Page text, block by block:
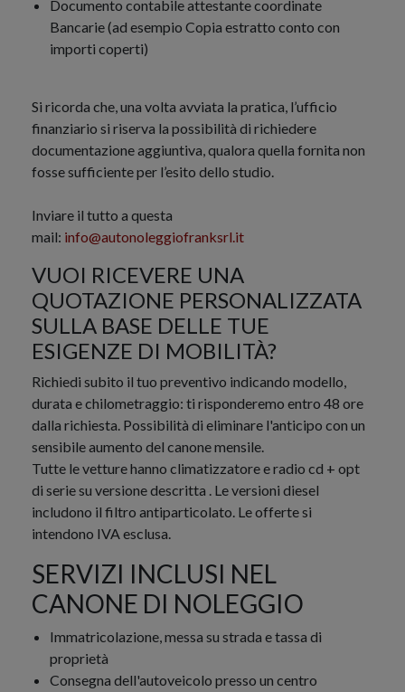
Documento contabile attestante coordinate
Bancarie (ad esempio Copia estratto conto con
importi coperti)
Si ricorda che, una volta avviata la pratica, l’ufficio
finanziario si riserva la possibilità di richiedere
documentazione aggiuntiva, qualora quella fornita non
fosse sufficiente per l’esito dello studio.
Inviare il tutto a questa
mail: info@autonoleggiofranksrl.it
VUOI RICEVERE UNA
QUOTAZIONE PERSONALIZZATA
SULLA BASE DELLE TUE
ESIGENZE DI MOBILITÀ?
Richiedi subito il tuo preventivo indicando modello,
durata e chilometraggio: ti risponderemo entro 48 ore
dalla richiesta. Possibilità di eliminare l'anticipo con un
sensibile aumento del canone mensile.
Tutte le vetture hanno climatizzatore e radio cd + opt
di serie su versione descritta . Le versioni diesel
includono il filtro antiparticolato. Le offerte si
intendono IVA esclusa.
SERVIZI INCLUSI NEL
CANONE DI NOLEGGIO
Immatricolazione, messa su strada e tassa di
proprietà
Consegna dell'autoveicolo presso un centro